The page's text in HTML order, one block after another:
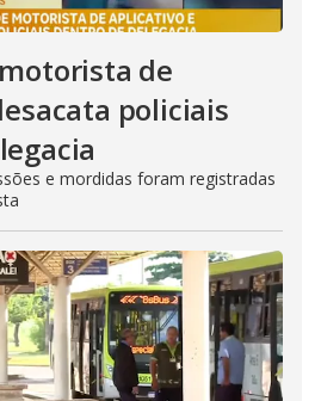
de
policiais
e mordidas foram registradas